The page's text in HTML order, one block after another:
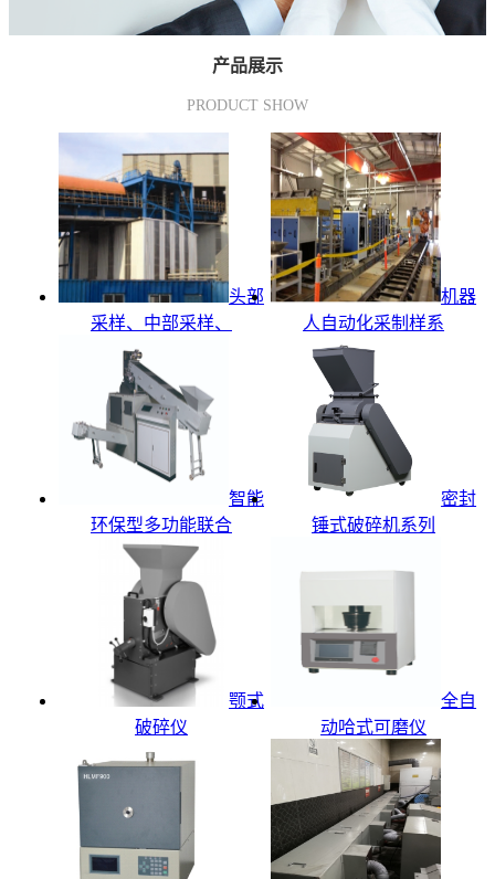
产品展示
PRODUCT SHOW
头部
采样、中部采样、
机器
人自动化采制样系
智能
环保型多功能联合
密封
锤式破碎机系列
颚式
破碎仪
全自
动哈式可磨仪